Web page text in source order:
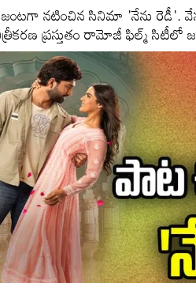
నటించిన సినిమా 'నేను రెడీ'.
ప్రస్తుతం రామోజీ ఫిల్మ్ సిటీలో